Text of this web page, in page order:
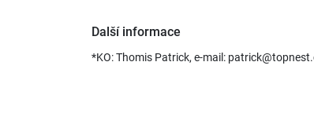
Další informace
*KO: Thomis Patrick, e-mail: